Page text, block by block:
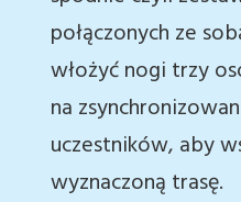
połączonych ze
włożyć nogi trzy
na
uczestników, aby
wyznaczoną trasę.